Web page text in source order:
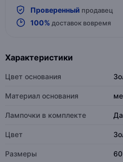
Проверенный продавец
100% доставок вовремя
Характеристики
Цвет основания
Материал основания
Лампочки в комплекте Да
Цвет
Размеры